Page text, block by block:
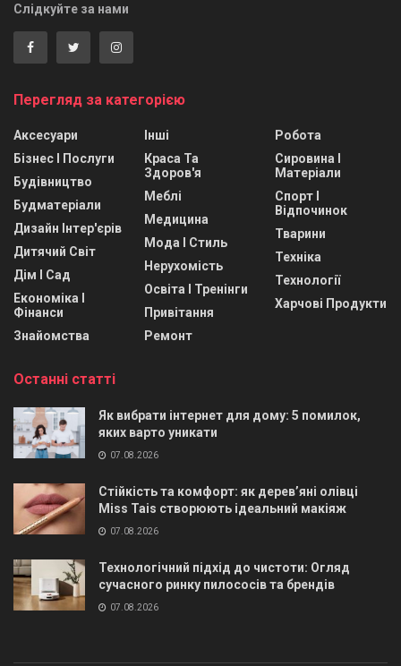
Слідкуйте за нами
Перегляд за категорією
Аксесуари
Бізнес І Послуги
Будівництво
Будматеріали
Дизайн Інтер'єрів
Дитячий Світ
Дім І Сад
Економіка І
Фінанси
Знайомства
Інші
Краса Та
Здоров'я
Меблі
Медицина
Мода І Стиль
Нерухомість
Освіта І Тренінги
Привітання
Ремонт
Робота
Сировина І
Матеріали
Спорт І
Відпочинок
Тварини
Техніка
Технології
Харчові Продукти
Останні статті
Як вибрати інтернет для дому: 5 помилок,
яких варто уникати
07.08.2026
Стійкість та комфорт: як дерев’яні олівці
Miss Tais створюють ідеальний макіяж
07.08.2026
Технологічний підхід до чистоти: Огляд
сучасного ринку пилососів та брендів
07.08.2026